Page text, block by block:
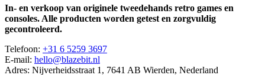
In- en verkoop van originele tweedehands retro games en
consoles. Alle producten worden getest en zorgvuldig
gecontroleerd.
Telefoon: +31 6 5259 3697
E-mail: hello@blazebit.nl
Adres: Nijverheidsstraat 1, 7641 AB Wierden, Nederland